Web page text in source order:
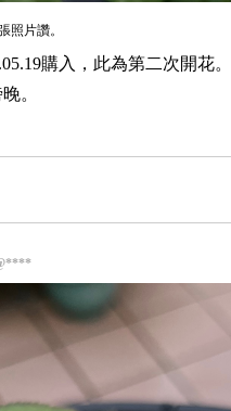
照片讚。
購入，此為第二次開花。
。